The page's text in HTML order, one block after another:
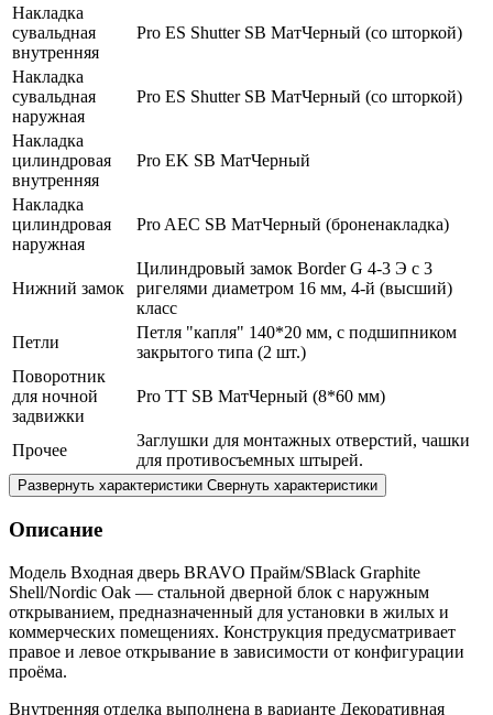
Накладка
сувальдная
внутренняя
Pro ES Shutter SB МатЧерный (со шторкой)
Накладка
сувальдная
наружная
Pro ES Shutter SB МатЧерный (со шторкой)
Накладка
цилиндровая
внутренняя
Pro EK SB МатЧерный
Накладка
цилиндровая
наружная
Pro AEC SB МатЧерный (броненакладка)
Нижний замок
Цилиндровый замок Border G 4-3 Э с 3
ригелями диаметром 16 мм, 4-й (высший)
класс
Петли
Петля "капля" 140*20 мм, с подшипником
закрытого типа (2 шт.)
Поворотник
для ночной
задвижки
Pro TT SB МатЧерный (8*60 мм)
Прочее
Заглушки для монтажных отверстий, чашки
для противосъемных штырей.
Развернуть характеристики Свернуть характеристики
Описание
Модель Входная дверь BRAVO Прайм/SBlack Graphite
Shell/Nordic Oak — стальной дверной блок с наружным
открыванием, предназначенный для установки в жилых и
коммерческих помещениях. Конструкция предусматривает
правое и левое открывание в зависимости от конфигурации
проёма.
Внутренняя отделка выполнена в варианте Декоративная